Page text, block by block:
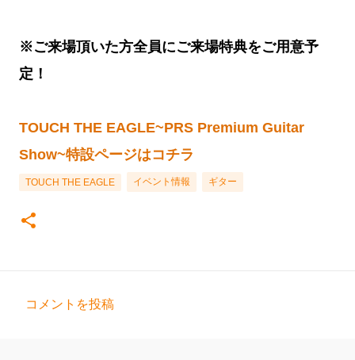
※ご来場頂いた方全員にご来場特典をご用意予
定！
TOUCH THE EAGLE~PRS Premium Guitar
Show~特設ページはコチラ
TOUCH THE EAGLE イベント情報 ギター
コメントを投稿